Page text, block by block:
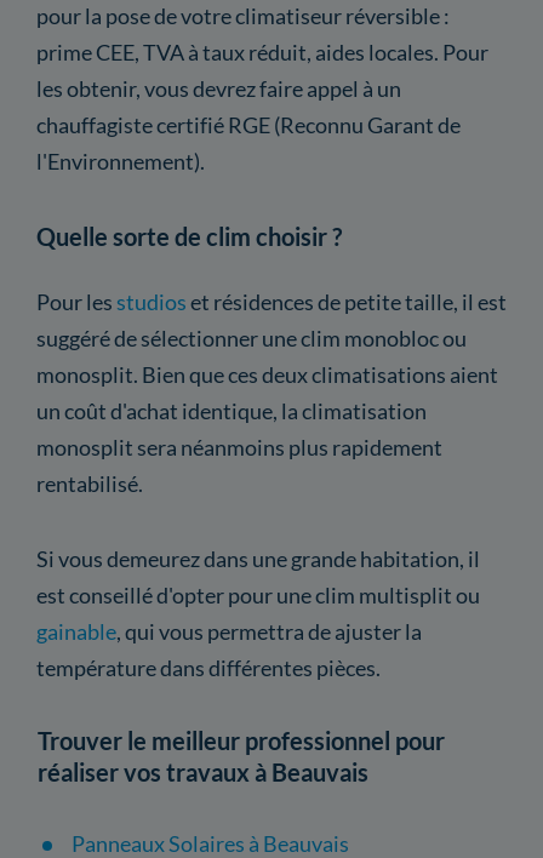
pour la pose de votre climatiseur réversible :
prime CEE, TVA à taux réduit, aides locales. Pour
les obtenir, vous devrez faire appel à un
chauffagiste certifié RGE (Reconnu Garant de
l'Environnement).
Quelle sorte de clim choisir ?
Pour lesstudioset résidences de petite taille, il est
suggéré de sélectionner une clim monobloc ou
monosplit. Bien que ces deux climatisations aient
un coût d'achat identique, la climatisation
monosplit sera néanmoins plus rapidement
rentabilisé.
Si vous demeurez dans une grande habitation, il
est conseillé d'opter pour une clim multisplit ou
gainable, qui vous permettra de ajuster la
température dans différentes pièces.
Trouver le meilleur professionnel pour
réaliser vos travaux à Beauvais
Panneaux Solaires à Beauvais